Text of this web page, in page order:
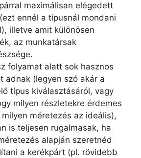
maximálisan elégedett
ennél a típusnál mondani
illetve amit különösen
az munkatársak
folyamat alatt sok hasznos
adnak (legyen szó akár a
típus kiválasztásáról, vagy
milyen részletekre érdemes
méretezés az ideális),
is teljesen rugalmasak, ha
alapján szeretnéd
a kerékpárt (pl. rövidebb